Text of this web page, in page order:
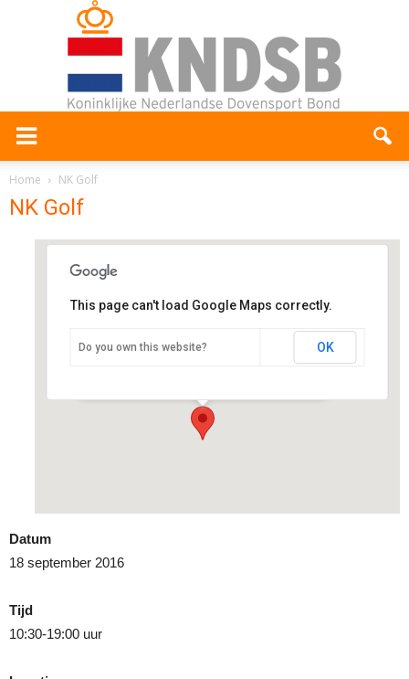
Home NK Golf
NK Golf
Utrechtse Golfclub
This page can't load Google Maps correctly.
Do you own this website? OK
Datum
18 september 2016
Tijd
10:30-19:00 uur